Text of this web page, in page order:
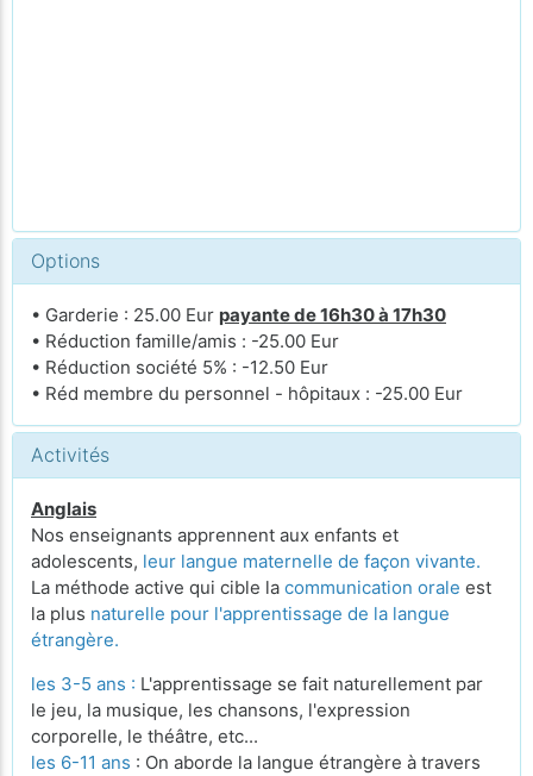
Options
• Garderie : 25.00 Eur payante de 16h30 à 17h30
• Réduction famille/amis : -25.00 Eur
• Réduction société 5% : -12.50 Eur
• Réd membre du personnel - hôpitaux : -25.00 Eur
Activités
Anglais
Nos enseignants apprennent aux enfants et
adolescents, leur langue maternelle de façon vivante.
La méthode active qui cible la communication orale est
la plus naturelle pour l'apprentissage de la langue
étrangère.
les 3-5 ans : L'apprentissage se fait naturellement par
le jeu, la musique, les chansons, l'expression
corporelle, le théâtre, etc...
les 6-11 ans : On aborde la langue étrangère à travers